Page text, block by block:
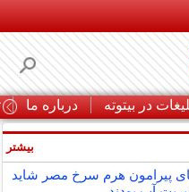
در بیتوته درباره ما
پیرامون هرم سرخ مصر شاید
بیشتر